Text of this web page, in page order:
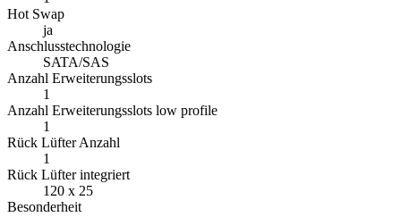
Hot Swap
ja
Anschlusstechnologie
SATA/SAS
Anzahl Erweiterungsslots
1
Anzahl Erweiterungsslots low profile
1
Rück Lüfter Anzahl
1
Rück Lüfter integriert
120 x 25
Besonderheit